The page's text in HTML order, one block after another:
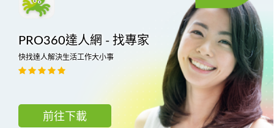
PRO360達人網 - 找專家
快找達人解決生活工作大小事
前往下載